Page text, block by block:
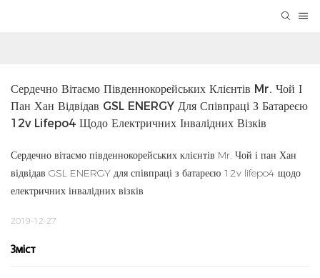
Сердечно Вітаємо Південнокорейських Клієнтів Mr. Чой І
Пан Хан Відвідав GSL ENERGY Для Співпраці З Батареєю
12v Lifepo4 Щодо Електричних Інвалідних Візків
Сердечно вітаємо південнокорейських клієнтів Mr. Чой і пан Хан
відвідав GSL ENERGY для співпраці з батареєю 12v lifepo4 щодо
електричних інвалідних візків
2019-12-27
Зміст